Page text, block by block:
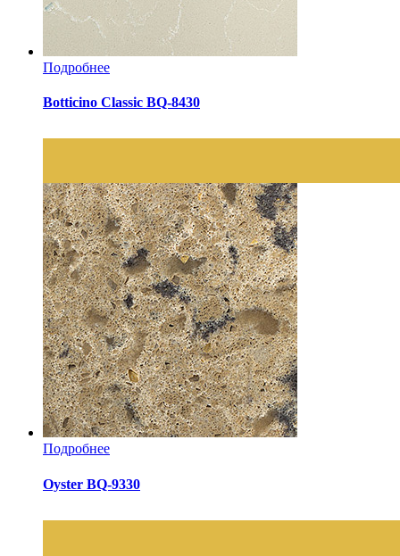
Подробнее
Botticino Classic BQ-8430
Подробнее
Oyster BQ-9330